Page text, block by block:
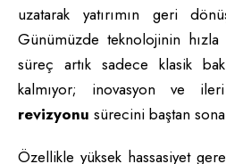
uzatarak yatırımın geri
Günümüzde teknolojinin
süreç artık sadece klasik
kalmıyor; inovasyon ve
revizyonu sürecini baştan
Özellikle yüksek hassasiyet